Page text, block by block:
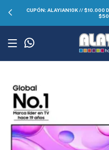
CUPÓN: ALAYIAN10K // $10.000